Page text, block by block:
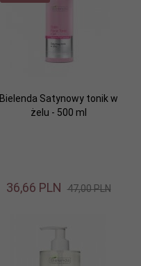
Bielenda Satynowy tonik w
żelu - 500 ml
36,66 PLN 47,00 PLN